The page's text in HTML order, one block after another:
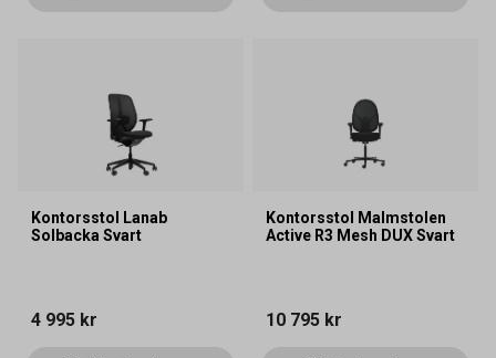
Kontorsstol Lanab
Solbacka Svart
4 995 kr
Kontorsstol Malmstolen
Active R3 Mesh DUX Svart
10 795 kr